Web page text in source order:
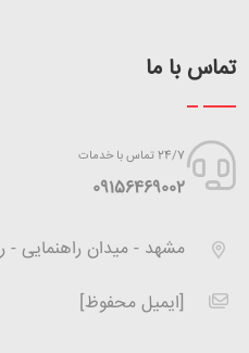
تماس با ما
24/7 تماس با خدمات
‪09156469002
مشهد - میدان راهنمایی - روبه
[ایمیل محفوظ]